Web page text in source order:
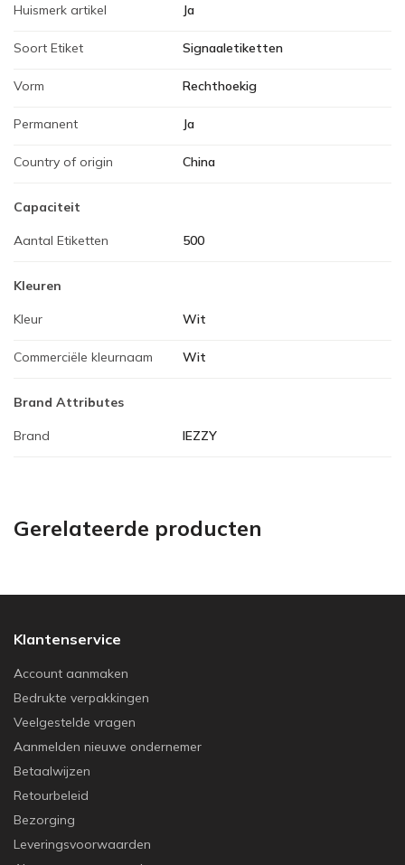
Huismerk artikel Ja
Soort Etiket Signaaletiketten
Vorm Rechthoekig
Permanent Ja
Country of origin China
Capaciteit
Aantal Etiketten 500
Kleuren
Kleur Wit
Commerciële kleurnaam Wit
Brand Attributes
Brand IEZZY
Gerelateerde producten
Klantenservice
Account aanmaken
Bedrukte verpakkingen
Veelgestelde vragen
Aanmelden nieuwe ondernemer
Betaalwijzen
Retourbeleid
Bezorging
Leveringsvoorwaarden